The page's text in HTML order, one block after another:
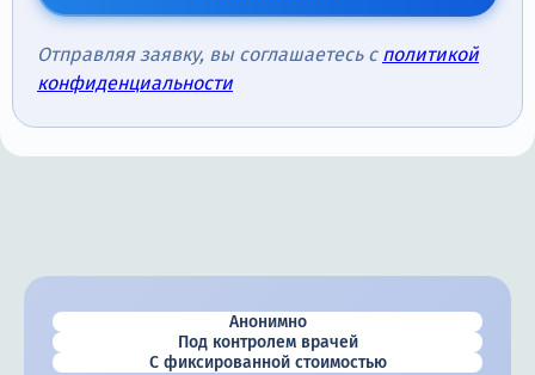
Отправляя заявку, вы соглашаетесь с политикой
конфиденциальности
Анонимно
Под контролем врачей
С фиксированной стоимостью